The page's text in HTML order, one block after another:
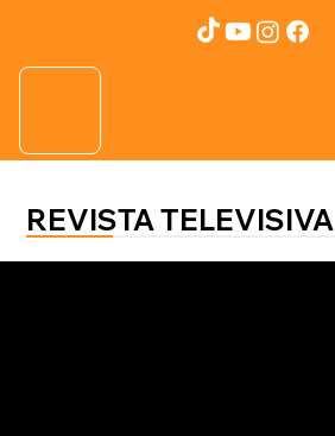
REVISTA TELEVISIVA